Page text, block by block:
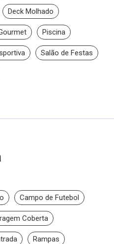
Deck Molhado
Piscina
Salão de Festas
Campo de Futebol
Coberta
Rampas